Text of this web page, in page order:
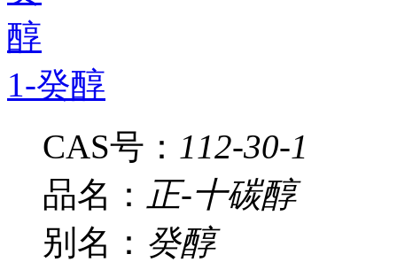
1-癸醇
CAS号： 112-30-1
品名： 正-十碳醇
别名： 癸醇